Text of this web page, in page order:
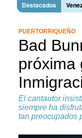
Destacados
PUERTORRIQUEÑO
Bad
próxima
El cantautor
siempre ha
tan preocupados